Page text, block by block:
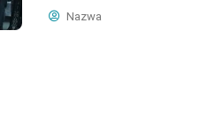
Nazwa